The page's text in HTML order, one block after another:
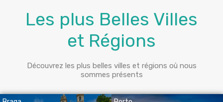
Les plus Belles Villes
et Régions
Découvrez les plus belles villes et régions où nous
sommes présents